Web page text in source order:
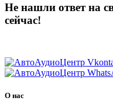
Не нашли ответ на
сейчас!
О нас